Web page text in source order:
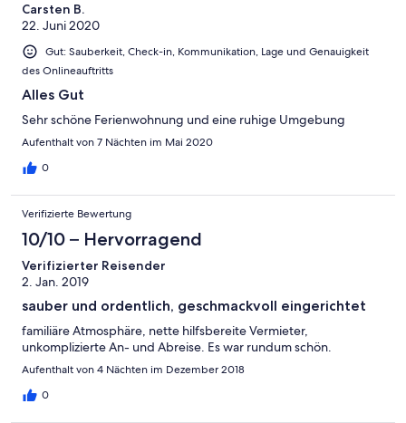
Carsten B.
22. Juni 2020
Gut: Sauberkeit, Check-in, Kommunikation, Lage und Genauigkeit
des Onlineauftritts
Alles Gut
Sehr schöne Ferienwohnung und eine ruhige Umgebung
Aufenthalt von 7 Nächten im Mai 2020
0
Verifizierte Bewertung
10/10 – Hervorragend
Verifizierter Reisender
2. Jan. 2019
sauber und ordentlich, geschmackvoll eingerichtet
familiäre Atmosphäre, nette hilfsbereite Vermieter,
unkomplizierte An- und Abreise. Es war rundum schön.
Aufenthalt von 4 Nächten im Dezember 2018
0